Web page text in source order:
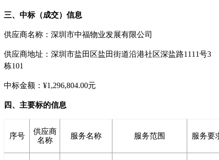
三、中标（成交）信息
供应商名称： 深圳市中福物业发展有限公司
供应商地址：深圳市盐田区盐田街道沿港社区深盐路1111号3
栋101
中标金额：¥1,296,804.00元
四、主要标的信息
序号
供应商
名称
服务名称 服务范围 服务要